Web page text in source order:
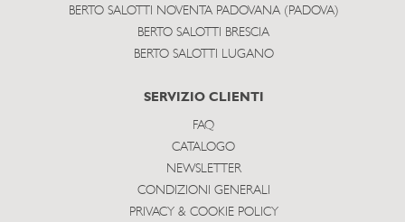
BERTO SALOTTI NOVENTA PADOVANA (PADOVA)
BERTO SALOTTI BRESCIA
BERTO SALOTTI LUGANO
SERVIZIO CLIENTI
FAQ
CATALOGO
NEWSLETTER
CONDIZIONI GENERALI
PRIVACY & COOKIE POLICY